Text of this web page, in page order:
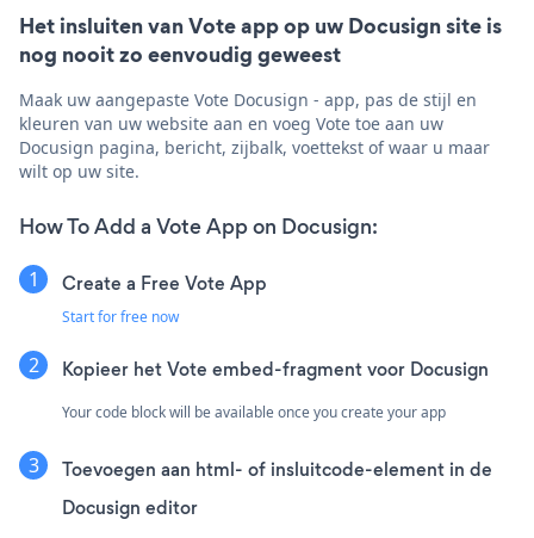
Het insluiten van Vote app op uw Docusign site is
nog nooit zo eenvoudig geweest
Maak uw aangepaste Vote Docusign - app, pas de stijl en
kleuren van uw website aan en voeg Vote toe aan uw
Docusign pagina, bericht, zijbalk, voettekst of waar u maar
wilt op uw site.
How To Add a Vote App on Docusign:
Create a Free Vote App
Start for free now
Kopieer het Vote embed-fragment voor Docusign
Your code block will be available once you create your app
Toevoegen aan html- of insluitcode-element in de
Docusign editor